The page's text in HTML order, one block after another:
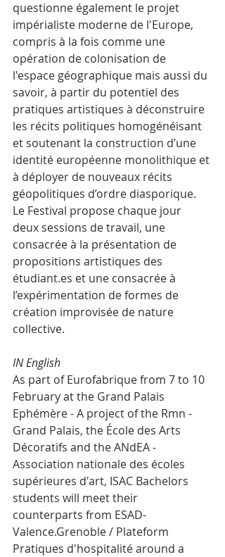
questionne également le projet
impérialiste moderne de l'Europe,
compris à la fois comme une
opération de colonisation de
l'espace géographique mais aussi du
savoir, à partir du potentiel des
pratiques artistiques à déconstruire
les récits politiques homogénéisant
et soutenant la construction d’une
identité européenne monolithique et
à déployer de nouveaux récits
géopolitiques d’ordre diasporique.
Le Festival propose chaque jour
deux sessions de travail, une
consacrée à la présentation de
propositions artistiques des
étudiant.es et une consacrée à
l’expérimentation de formes de
création improvisée de nature
collective.
IN English
As part of Eurofabrique from 7 to 10
February at the Grand Palais
Ephémère - A project of the Rmn -
Grand Palais, the École des Arts
Décoratifs and the ANdEA -
Association nationale des écoles
supérieures d'art, ISAC Bachelors
students will meet their
counterparts from ESAD-
Valence.Grenoble / Plateform
Pratiques d'hospitalité around a